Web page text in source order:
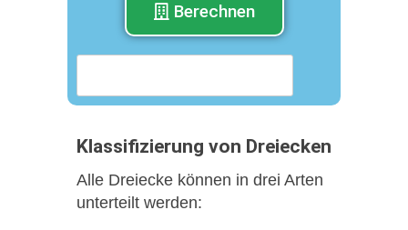
Berechnen
Klassifizierung von Dreiecken
Alle Dreiecke können in drei Arten
unterteilt werden: